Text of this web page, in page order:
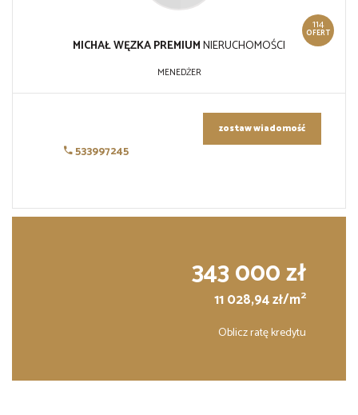
114
OFERT
MICHAŁ WĘZKA PREMIUMNIERUCHOMOŚCI
MENEDŻER
533997245
zostaw wiadomość
343 000 zł
11 028,94 zł/m2
Oblicz ratę kredytu